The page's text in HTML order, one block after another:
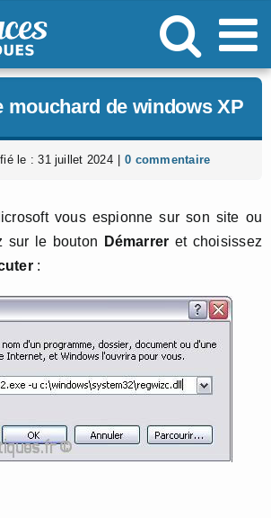
mouchard de windows XP
le : 31 juillet 2024 0 commentaire
vous espionne sur son site ou
sur le bouton
Démarrer et choisissez
: